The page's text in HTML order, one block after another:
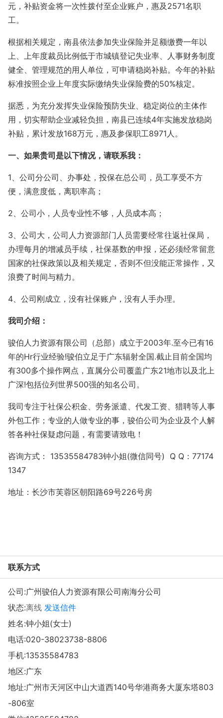
元，补贴资金将一次性拨付至企业账户，惠及2571名职
工。
根据相关规定，南县依法参加失业保险并足额缴费一年以
上、上年度裁员比例低于市城镇登记失业率、人事财务制度
健全、管理规范的用人单位，可申请稳岗补贴。今年的补贴
标准按照企业上年度实际缴纳失业保险费的50%核定。
据悉，为充分发挥失业保险预防失业、稳定岗位的主体作
用，切实帮助企业减轻负担，南县已连续4年实施发放稳岗
补贴，累计发放168万元，惠及参保职工8971人。
一、如果贵司是以下情况，请联系我：
1、公司分公司、办事处，投保在总公司，员工享受不方
便，满意度低，离职率高；
2、公司小，人员专业性不够，人员成本高；
3、公司大，公司人力资源部门人员需要经常往返社保局，
办理每月的增减员手续，社保基数的申报，还必须经常留意
国家的社保政策以及相关规定，否则不但没能正常操作，又
浪费了时间与精力。
4、公司刚成立，没有社保账户，没有人手办理。
我司介绍：
骏伯人力资源有限公司（总部）成立于2003年.至今已有16
年的Hr行业经验!骏伯立足于广东辐射全国.截止目前全国均
有300多个操作网点，直属分公司覆盖广东21地市以及北上
广深!包括位列世界500强的知名公司。
我司专注于社保公积金、劳务派遣、代发工资、猎聘等人事
外包工作；专业的人做专业的事，骏伯公司为企业及个人解
答各种社保疑虑问题，有需要请致电！
咨询方式：
13535584783钟小姐(微信同号) Q Q：77174
1347
地址：长沙市芙蓉区朝阳路69号226号房
联系方式
公司:广州骏伯人力资源有限公司南海分公司
状态:离线 发送信件
姓名:钟小姐(女士)
电话:020-38023738-8806
手机:13535584783
地区:广东
地址:广州市天河区中山大道西140号华港商务大厦东塔803
-806室